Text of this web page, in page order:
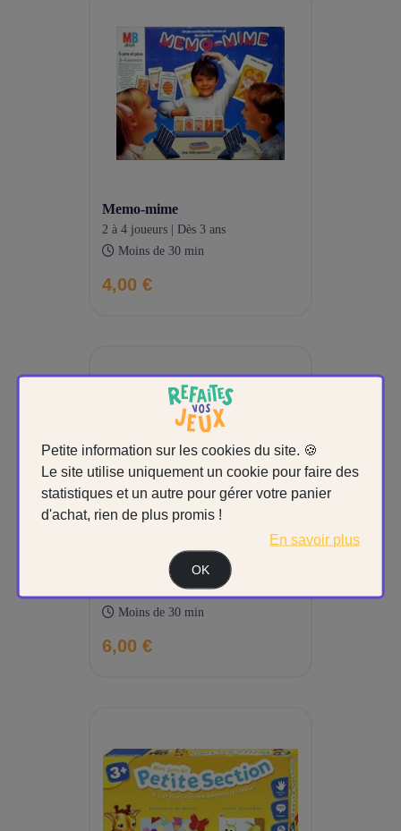
Petite information sur les cookies du site. 🍪
Le site utilise uniquement un cookie pour faire des
statistiques et un autre pour gérer votre panier
d'achat, rien de plus promis !
En savoir plus
OK
memo-mime
2 à 4 joueurs | Dès 3 ans
Moins de 30 min
4,00 €
peppa pig set spécial 8 en 1
2 joueurs ou plus | Dès 3 ans
Moins de 30 min
6,00 €